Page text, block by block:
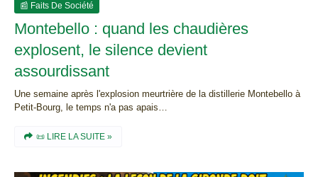
📰 Faits De Société
Montebello : quand les chaudières
explosent, le silence devient
assourdissant
Une semaine après l'explosion meurtrière de la distillerie Montebello à
Petit-Bourg, le temps n'a pas apais…
📜 LIRE LA SUITE »